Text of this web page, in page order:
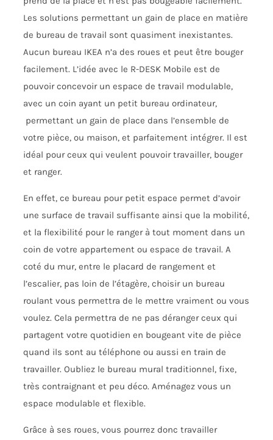
Les solutions permettant un gain de place en matière
de bureau de travail sont quasiment inexistantes.
Aucun bureau IKEA n’a des roues et peut être bouger
facilement. L’idée avec le R-DESK Mobile est de
pouvoir concevoir un espace de travail modulable,
avec un coin ayant un petit bureau ordinateur,
permettant un gain de place dans l’ensemble de
votre pièce, ou maison, et parfaitement intégrer. Il est
idéal pour ceux qui veulent pouvoir travailler, bouger
et ranger.
En effet, ce bureau pour petit espace permet d’avoir
une surface de travail suffisante ainsi que la mobilité,
et la flexibilité pour le ranger à tout moment dans un
coin de votre appartement ou espace de travail. A
coté du mur, entre le placard de rangement et
l’escalier, pas loin de l’étagère, choisir un bureau
roulant vous permettra de le mettre vraiment ou vous
voulez. Cela permettra de ne pas déranger ceux qui
partagent votre quotidien en bougeant vite de pièce
quand ils sont au téléphone ou aussi en train de
travailler. Oubliez le bureau mural traditionnel, fixe,
très contraignant et peu déco. Aménagez vous un
espace modulable et flexible.
Grâce à ses roues, vous pourrez donc travailler